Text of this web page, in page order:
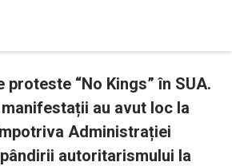
proteste “No Kings” în SUA.
au avut loc la
Administrației
autoritarismului la